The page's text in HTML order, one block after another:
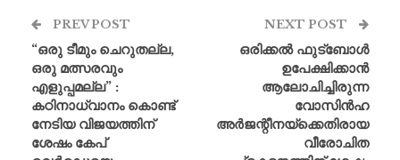
PREV POST
“ഒരു ടീമും ചെറുതല്ല,
ഒരു മത്സരവും
എളുപ്പമല്ല” :
കഠിനാധ്വാനം കൊണ്ട്
നേടിയ വിജയത്തിന്
ശേഷം കേപ്
NEXT POST
ഒരിക്കൽ ഫുട്ബോൾ
ഉപേക്ഷിക്കാൻ
ആലോചിച്ചിരുന്ന
വോസിൻഹ
അർജന്റീനയ്‌ക്കെതിരായ
വീരോചിത